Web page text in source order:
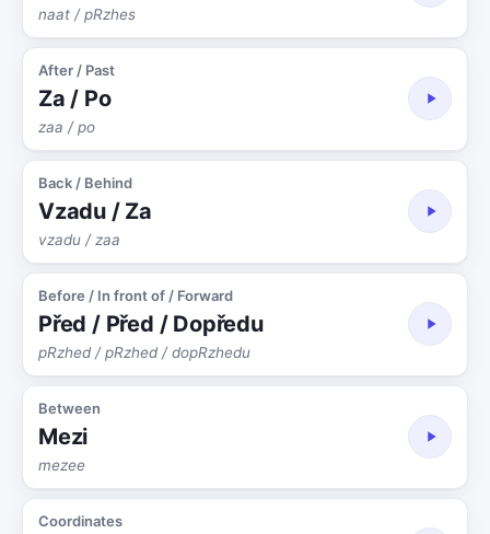
naat / pRzhes
After / Past
Za / Po
zaa / po
Back / Behind
Vzadu / Za
vzadu / zaa
Before / In front of / Forward
Před / Před / Dopředu
pRzhed / pRzhed / dopRzhedu
Between
Mezi
mezee
Coordinates